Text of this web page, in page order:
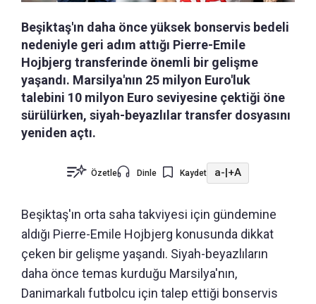
Beşiktaş'ın daha önce yüksek bonservis bedeli
nedeniyle geri adım attığı Pierre-Emile
Hojbjerg transferinde önemli bir gelişme
yaşandı. Marsilya'nın 25 milyon Euro'luk
talebini 10 milyon Euro seviyesine çektiği öne
sürülürken, siyah-beyazlılar transfer dosyasını
yeniden açtı.
Özetle Dinle Kaydet a-|+A
Beşiktaş'ın orta saha takviyesi için gündemine
aldığı Pierre-Emile Hojbjerg konusunda dikkat
çeken bir gelişme yaşandı. Siyah-beyazlıların
daha önce temas kurduğu Marsilya'nın,
Danimarkalı futbolcu için talep ettiği bonservis